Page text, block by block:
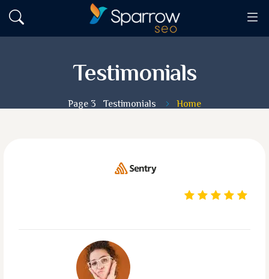
Testimonials
Home
Testimonials
Page 3